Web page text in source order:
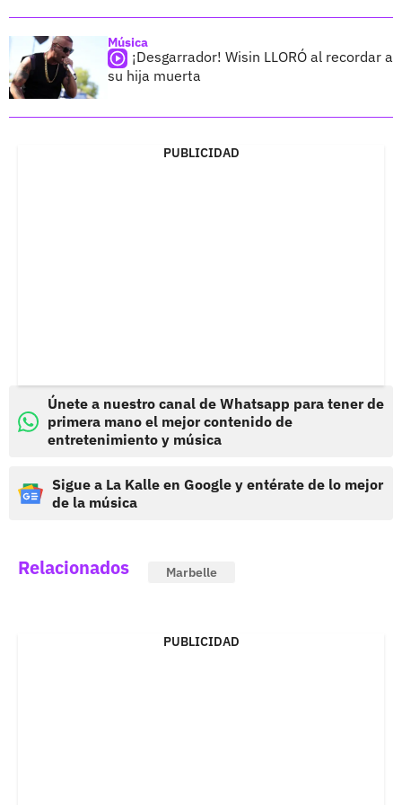
Música
¡Desgarrador! Wisin LLORÓ al recordar a
su hija muerta
PUBLICIDAD
Únete a nuestro canal de Whatsapp para tener de
primera mano el mejor contenido de
entretenimiento y música
Sigue a La Kalle en Google y entérate de lo mejor
de la música
Relacionados Marbelle
PUBLICIDAD